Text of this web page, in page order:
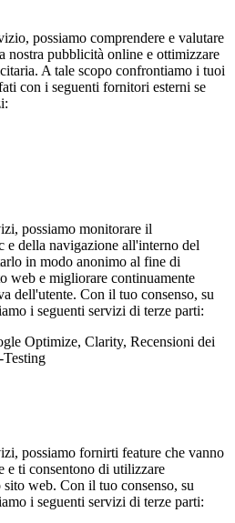
possiamo comprendere e valutare
nostra pubblicità online e ottimizzare
A tale scopo confrontiamo i tuoi
con i seguenti fornitori esterni se
possiamo monitorare il
e della navigazione all'interno del
in modo anonimo al fine di
web e migliorare continuamente
dell'utente. Con il tuo consenso, su
i seguenti servizi di terze parti:
Optimize, Clarity, Recensioni dei
possiamo fornirti feature che vanno
e ti consentono di utilizzare
web. Con il tuo consenso, su
i seguenti servizi di terze parti: